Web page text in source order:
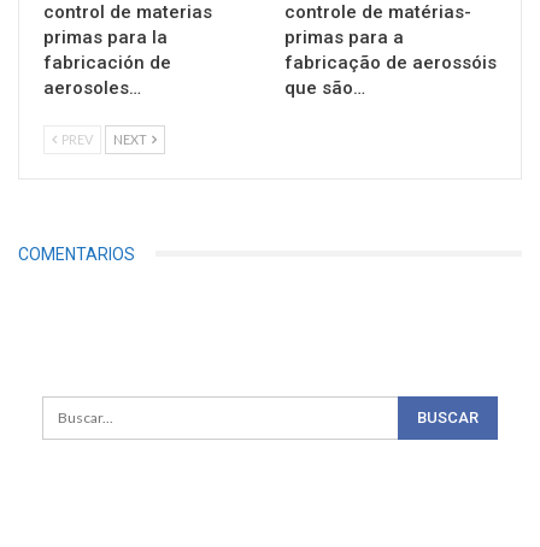
control de materias
primas para la
fabricación de
aerosoles…
controle de matérias-
primas para a
fabricação de aerossóis
que são…
PREV NEXT
COMENTARIOS